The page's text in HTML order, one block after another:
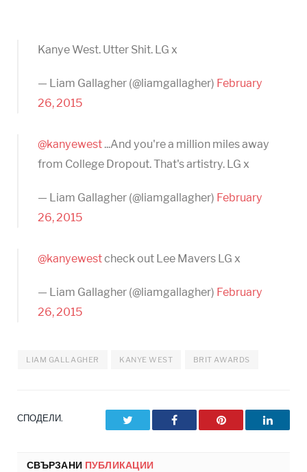
Kanye West. Utter Shit. LG x
— Liam Gallagher (@liamgallagher) February
26, 2015
@kanyewest ...And you're a million miles away
from College Dropout. That's artistry. LG x
— Liam Gallagher (@liamgallagher) February
26, 2015
@kanyewestcheck out Lee Mavers LG x
— Liam Gallagher (@liamgallagher) February
26, 2015
LIAM GALLAGHER KANYE WEST BRIT AWARDS
СПОДЕЛИ. Facebook Pinterest
СВЪРЗАНИ ПУБЛИКАЦИИ